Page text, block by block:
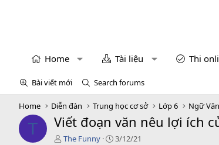
Home Tài liệu Thi
Bài viết mới Search forums
Home Diễn đàn Trung học cơ sở Lớp 6 Ngữ
T Viết đoạn văn nêu lợi ích
T
The Funny
C
3/12/21